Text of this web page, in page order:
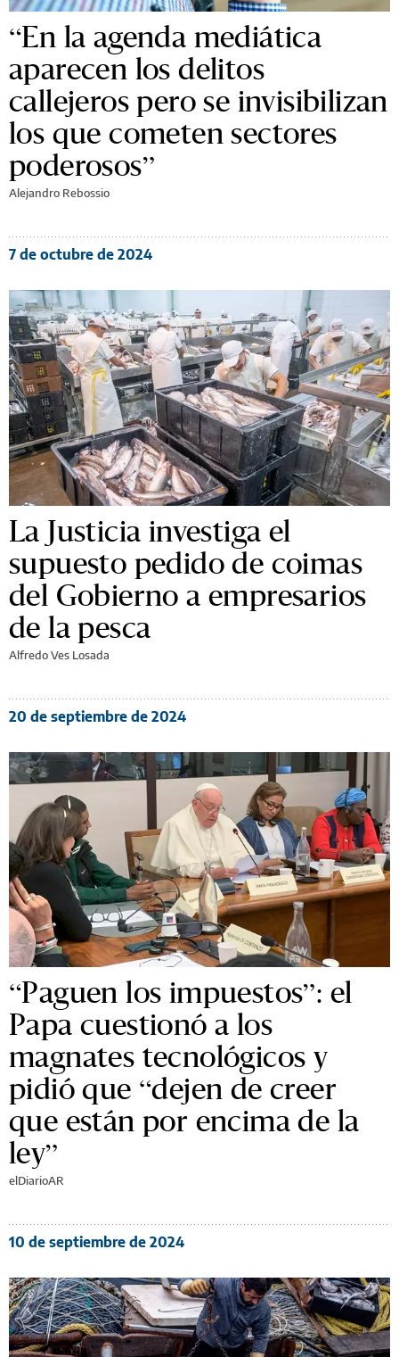
“En la agenda mediática
aparecen los delitos
callejeros pero se invisibilizan
los que cometen sectores
poderosos”
Alejandro Rebossio
7 de octubre de 2024
La Justicia investiga el
supuesto pedido de coimas
del Gobierno a empresarios
de la pesca
Alfredo Ves Losada
20 de septiembre de 2024
“Paguen los impuestos”: el
Papa cuestionó a los
magnates tecnológicos y
pidió que “dejen de creer
que están por encima de la
ley”
elDiarioAR
10 de septiembre de 2024